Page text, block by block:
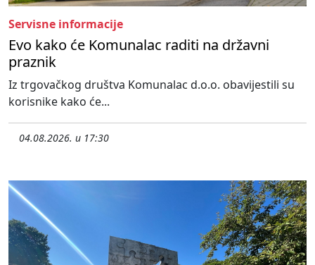
Servisne informacije
Evo kako će Komunalac raditi na državni
praznik
Iz trgovačkog društva Komunalac d.o.o. obavijestili su
korisnike kako će...
04.08.2026. u 17:30